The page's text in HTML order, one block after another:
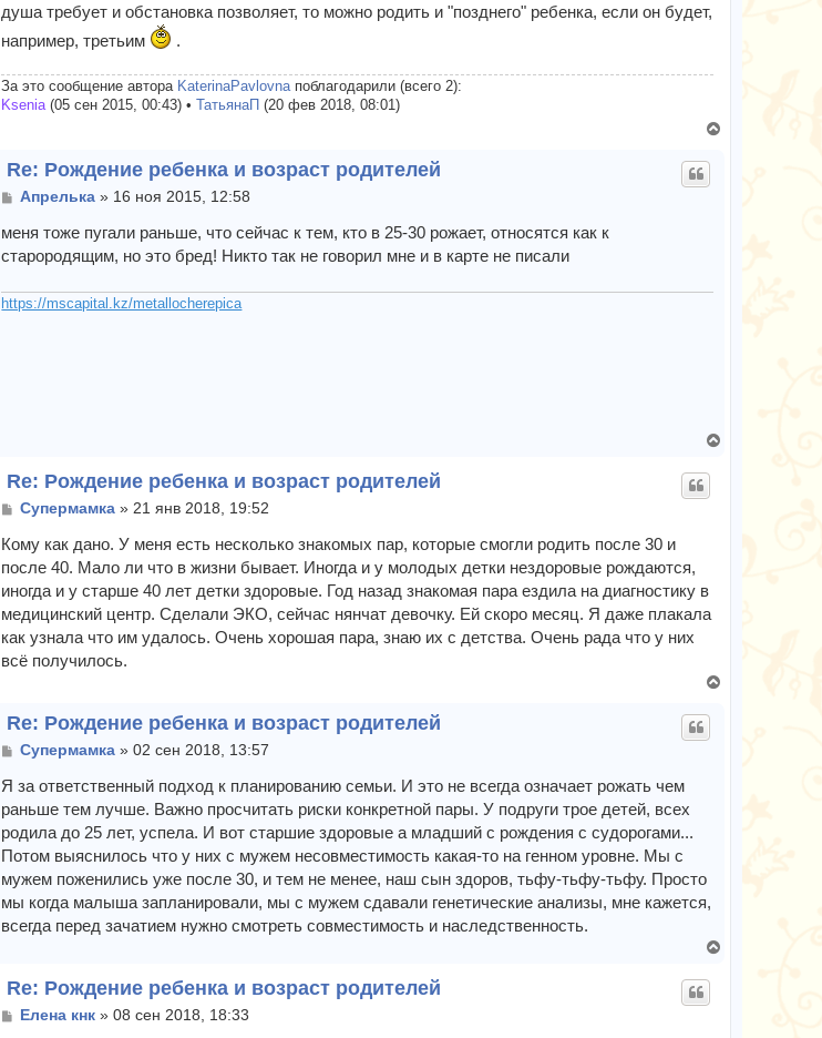
и
е
душа требует и обстановка позволяет, то можно родить и "позднего" ребенка, если он будет,
например, третьим
.
За это сообщение автора KaterinaPavlovnaпоблагодарили (всего 2):
Ksenia(05 сен 2015, 00:43) • ТатьянаП
(20 фев 2018, 08:01)
Re: Рождение ребенка и возраст родителей
С
о
б
щ
н
Апрелька » 16 ноя 2015, 12:58
меня тоже пугали раньше, что сейчас к тем, кто в 25-30 рожает, относятся как к
старородящим, но это бред! Никто так не говорил мне и в карте не писали
https://mscapital.kz/metallocherepica
Re: Рождение ребенка и возраст родителей
С
о
б
щ
е
н
и
е
Супермамка »21 янв 2018, 19:52
Кому как дано. У меня есть несколько знакомых пар, которые смогли родить после 30 и
после 40. Мало ли что в жизни бывает. Иногда и у молодых детки нездоровые рождаются,
иногда и у старше 40 лет детки здоровые. Год назад знакомая пара ездила на диагностику в
медицинский центр. Сделали ЭКО, сейчас нянчат девочку. Ей скоро месяц. Я даже плакала
как узнала что им удалось. Очень хорошая пара, знаю их с детства. Очень рада что у них
всё получилось.
Re: Рождение ребенка и возраст родителей
С
о
щ
е
н
и
е
Супермамка »02 сен 2018, 13:57
Я за ответственный подход к планированию семьи. И это не всегда означает рожать чем
раньше тем лучше. Важно просчитать риски конкретной пары. У подруги трое детей, всех
родила до 25 лет, успела. И вот старшие здоровые а младший с рождения с судорогами...
Потом выяснилось что у них с мужем несовместимость какая-то на генном уровне. Мы с
мужем поженились уже после 30, и тем не менее, наш сын здоров, тьфу-тьфу-тьфу. Просто
мы когда малыша запланировали, мы с мужем сдавали генетические анализы, мне кажется,
всегда перед зачатием нужно смотреть совместимость и наследственность.
Re: Рождение ребенка и возраст родителей
С
Елена кнк »08 сен 2018, 18:33